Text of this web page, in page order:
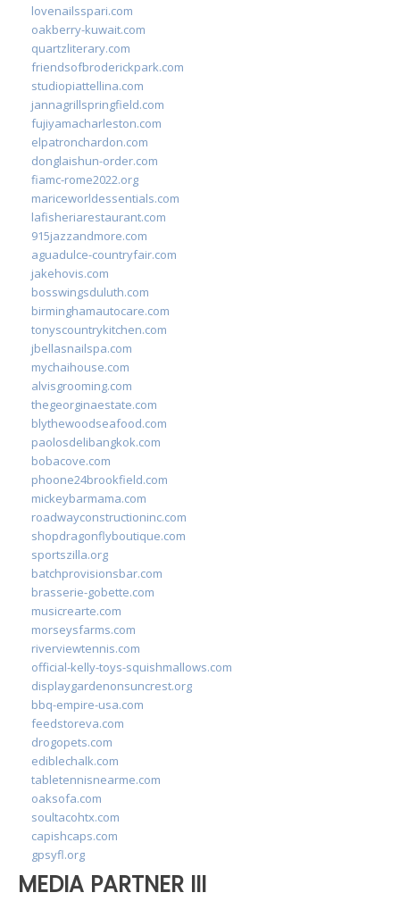
lovenailsspari.com
oakberry-kuwait.com
quartzliterary.com
friendsofbroderickpark.com
studiopiattellina.com
jannagrillspringfield.com
fujiyamacharleston.com
elpatronchardon.com
donglaishun-order.com
fiamc-rome2022.org
mariceworldessentials.com
lafisheriarestaurant.com
915jazzandmore.com
aguadulce-countryfair.com
jakehovis.com
bosswingsduluth.com
birminghamautocare.com
tonyscountrykitchen.com
jbellasnailspa.com
mychaihouse.com
alvisgrooming.com
thegeorginaestate.com
blythewoodseafood.com
paolosdelibangkok.com
bobacove.com
phoone24brookfield.com
mickeybarmama.com
roadwayconstructioninc.com
shopdragonflyboutique.com
sportszilla.org
batchprovisionsbar.com
brasserie-gobette.com
musicrearte.com
morseysfarms.com
riverviewtennis.com
official-kelly-toys-squishmallows.com
displaygardenonsuncrest.org
bbq-empire-usa.com
feedstoreva.com
drogopets.com
ediblechalk.com
tabletennisnearme.com
oaksofa.com
soultacohtx.com
capishcaps.com
gpsyfl.org
MEDIA PARTNER III